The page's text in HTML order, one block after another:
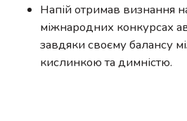
Напій отримав визнання
міжнародних конкурсах
завдяки своєму балансу
кислинкою та димністю.